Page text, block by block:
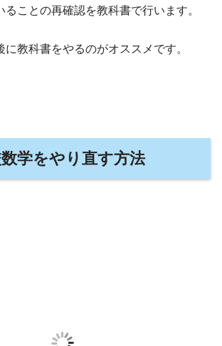
ることの再確認を教科書で行います。
に教科書をやるのがオススメです。
学をやり直す方法